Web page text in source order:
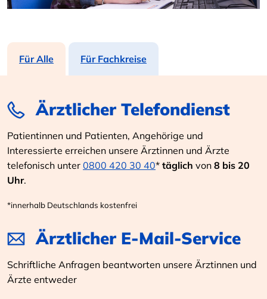
Für Alle Für Fachkreise
Ärztlicher Telefondienst
Patientinnen und Patienten, Angehörige und
Interessierte erreichen unsere Ärztinnen und Ärzte
telefonisch unter 0800 420 30 40* täglich von 8 bis 20
Uhr.
*innerhalb Deutschlands kostenfrei
Ärztlicher E-Mail-Service
Schriftliche Anfragen beantworten unsere Ärztinnen und
Ärzte entweder